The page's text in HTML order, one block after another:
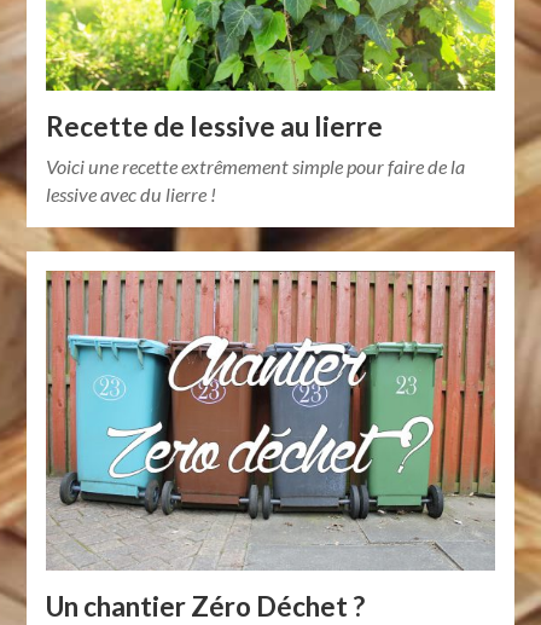
Recette de lessive au lierre
Voici une recette extrêmement simple pour faire de la
lessive avec du lierre !
Un chantier Zéro Déchet ?